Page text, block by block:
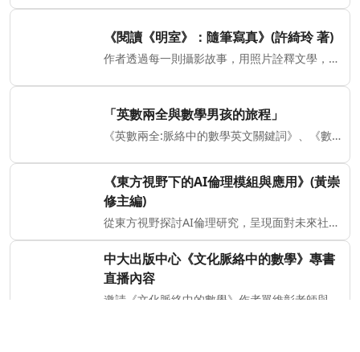
《閱讀《明室》：隨筆寫真》(許綺玲 著)
作者透過每一則攝影故事，用照片詮釋文學，也用
「英數兩全與數學男孩的旅程」
《英數兩全:脈絡中的數學英文關鍵詞》、《數學
《東方視野下的AI倫理模組與應用》(黃崇
修主編)
從東方視野探討AI倫理研究，呈現面對未來社會型
中大出版中心《文化脈絡中的數學》專書
直播內容
邀請《文化脈絡中的數學》作者單維彰老師與李瑞